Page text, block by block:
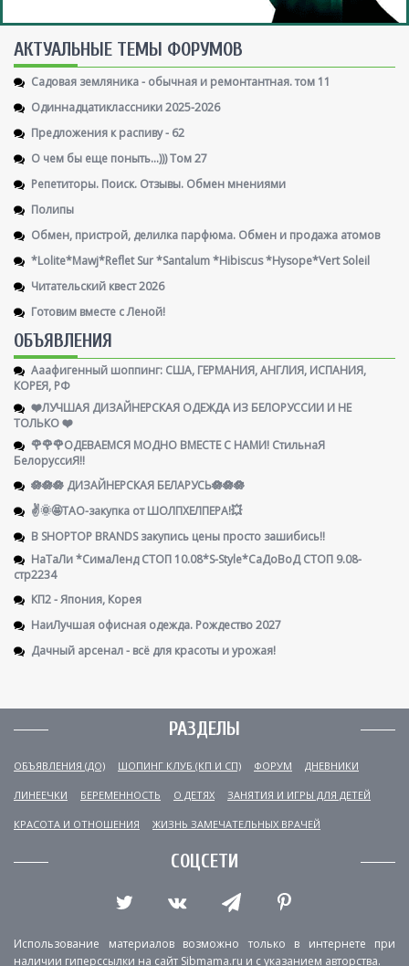
AКТУАЛЬНЫЕ ТЕМЫ ФОРУМОВ
Садовая земляника - обычная и ремонтантная. том 11
Одиннадцатиклассники 2025-2026
Предложения к распиву - 62
О чем бы еще поныть...))) Том 27
Репетиторы. Поиск. Отзывы. Обмен мнениями
Полипы
Обмен, пристрой, делилка парфюма. Обмен и продажа атомов
*Lolite*Mawj*Reflet Sur *Santalum *Hibiscus *Hysope*Vert Soleil
Читательский квест 2026
Готовим вместе с Леной!
ОБЪЯВЛЕНИЯ
Ааафигенный шоппинг: США, ГЕРМАНИЯ, АНГЛИЯ, ИСПАНИЯ,
КОРЕЯ, РФ
❤️ЛУЧШАЯ ДИЗАЙНЕРСКАЯ ОДЕЖДА ИЗ БЕЛОРУССИИ И НЕ
ТОЛЬКО ❤️
🌹🌹🌹ОДЕВАЕМСЯ МОДНО ВМЕСТЕ С НАМИ! СтильнаЯ
БелоруссиЯ‼
🪷🪷🪷 ДИЗАЙНЕРСКАЯ БЕЛАРУСЬ🪷🪷🪷
✌️🌞🤩ТАО-закупка от ШОЛПХЕЛПЕРА!💥
В SHOPTOP BRANDS закупись цены просто зашибись!!
НаТаЛи *СимаЛенд СТОП 10.08*S-Style*СаДоВоД СТОП 9.08-
стр2234
КП2 - Япония, Корея
НаиЛучшая офисная одежда. Рождество 2027
Дачный арсенал - всё для красоты и урожая!
РАЗДЕЛЫ
ОБЪЯВЛЕНИЯ (ДО) ШОПИНГ КЛУБ (КП И СП) ФОРУМ ДНЕВНИКИ
ЛИНЕЕЧКИ БЕРЕМЕННОСТЬ О ДЕТЯХ ЗАНЯТИЯ И ИГРЫ ДЛЯ ДЕТЕЙ
КРАСОТА И ОТНОШЕНИЯ ЖИЗНЬ ЗАМЕЧАТЕЛЬНЫХ ВРАЧЕЙ
СОЦСЕТИ
Использование материалов возможно только в интернете при
наличии гиперссылки на сайт Sibmama.ru и с указанием авторства.